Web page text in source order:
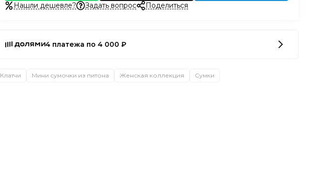
Нашли дешевле? Задать вопрос Поделиться
4 платежа по 4 000 ₽
Клатчи Мини сумочки из питона Женская коллекция Сумки